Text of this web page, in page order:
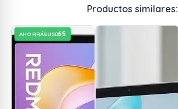
Productos similares:
AHORRÁSUSD65